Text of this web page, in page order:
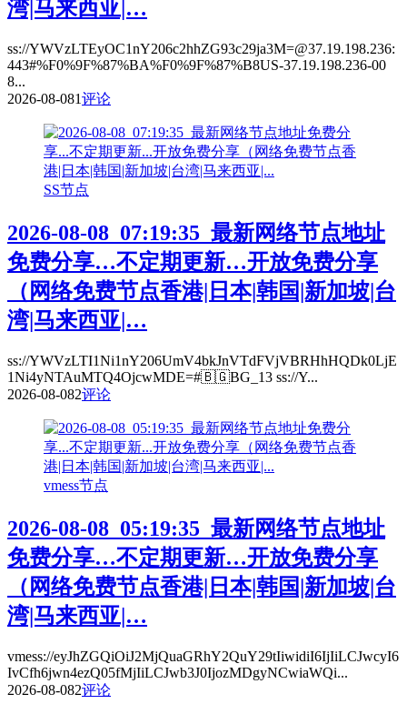
湾|马来西亚|…
ss://YWVzLTEyOC1nY206c2hhZG93c29ja3M=@37.19.198.236:
443#%F0%9F%87%BA%F0%9F%87%B8US-37.19.198.236-00
8...
2026-08-081评论
SS节点
2026-08-08_07:19:35_最新网络节点地址
免费分享…不定期更新…开放免费分享
（网络免费节点香港|日本|韩国|新加坡|台
湾|马来西亚|…
ss://YWVzLTI1Ni1nY206UmV4bkJnVTdFVjVBRHhHQDk0LjE
1Ni4yNTAuMTQ4OjcwMDE=#🇧🇬BG_13 ss://Y...
2026-08-082评论
vmess节点
2026-08-08_05:19:35_最新网络节点地址
免费分享…不定期更新…开放免费分享
（网络免费节点香港|日本|韩国|新加坡|台
湾|马来西亚|…
vmess://eyJhZGQiOiJ2MjQuaGRhY2QuY29tIiwidiI6IjIiLCJwcyI6
IvCfh6jwn4ezQ05fMjIiLCJwb3J0IjozMDgyNCwiaWQi...
2026-08-082评论